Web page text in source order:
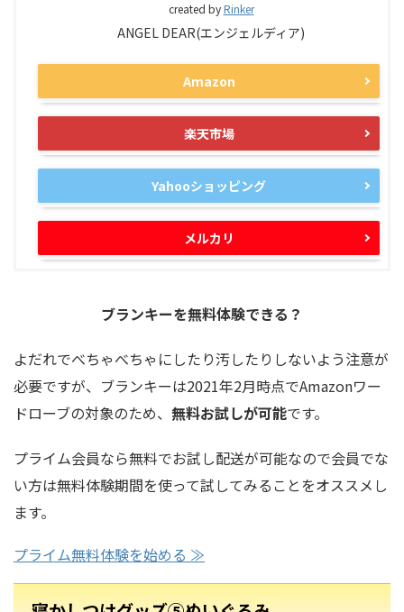
created byRinker
ANGEL DEAR(エンジェルディア)
Amazon
楽天市場
Yahooショッピング
メルカリ
ブランキーを無料体験できる？
よだれでべちゃべちゃにしたり汚したりしないよう注意が
必要ですが、ブランキーは2021年2月時点でAmazonワー
ドローブの対象のため、 無料お試しが可能です。
プライム会員なら無料でお試し配送が可能なので会員でな
い方は無料体験期間を使って試してみることをオススメし
ます。
プライム無料体験を始める ≫